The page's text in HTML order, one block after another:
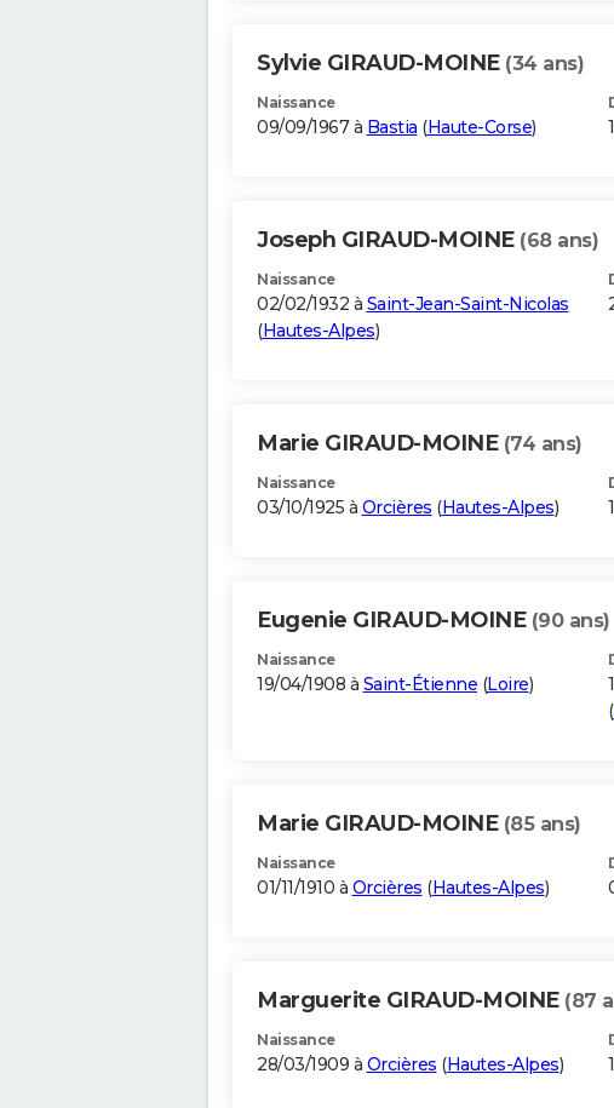
Sylvie GIRAUD-MOINE (34 ans)
Naissance
09/09/1967 à Bastia (Haute-Corse)
Joseph GIRAUD-MOINE (68 ans)
Naissance
02/02/1932 à Saint-Jean-Saint-Nicolas
(Hautes-Alpes)
Marie GIRAUD-MOINE (74 ans)
Naissance
03/10/1925 à Orcières (Hautes-Alpes)
Eugenie GIRAUD-MOINE (90 ans)
Naissance
19/04/1908 à Saint-Étienne (Loire)
(
Marie GIRAUD-MOINE (85 ans)
Naissance
01/11/1910 à Orcières (Hautes-Alpes)
Marguerite GIRAUD-MOINE (87
Naissance
28/03/1909 à Orcières (Hautes-Alpes)